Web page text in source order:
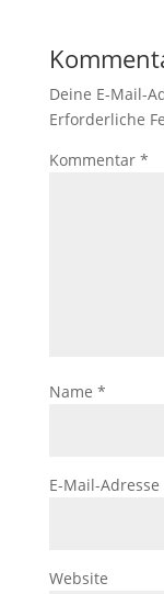
Deine E-Mail-
Erforderliche
Kommentar *
Name *
E-Mail-Adresse
Website